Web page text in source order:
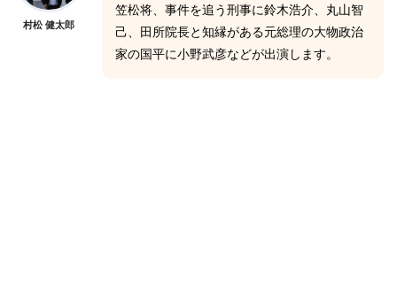
村松 健太郎
笠松将、事件を追う刑事に鈴木浩介、丸山智
己、田所院長と知縁がある元総理の大物政治
家の国平に小野武彦などが出演します。